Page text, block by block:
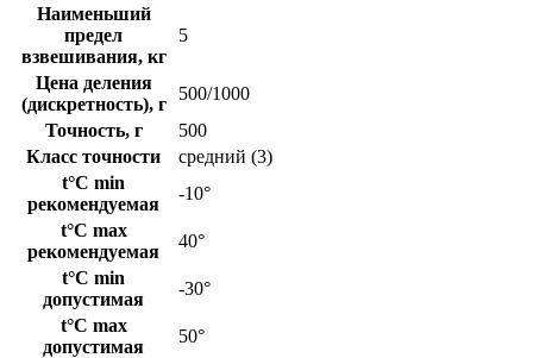
Наименьший
предел
взвешивания, кг
5
Цена деления
(дискретность), г
500/1000
Точность, г
500
Класс точности
средний (3)
t°C min
рекомендуемая
-10°
t°C max
рекомендуемая
40°
t°C min
допустимая
-30°
t°C max
допустимая
50°